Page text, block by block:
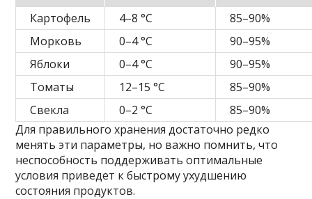
Картофель 4–8 °C
85–90%
Морковь
0–4 °C
90–95%
Яблоки
0–4 °C
90–95%
Томаты
12–15 °C
85–90%
Свекла
0–2 °C
85–90%
Для правильного хранения достаточно редко
менять эти параметры, но важно помнить, что
неспособность поддерживать оптимальные
условия приведет к быстрому ухудшению
состояния продуктов.